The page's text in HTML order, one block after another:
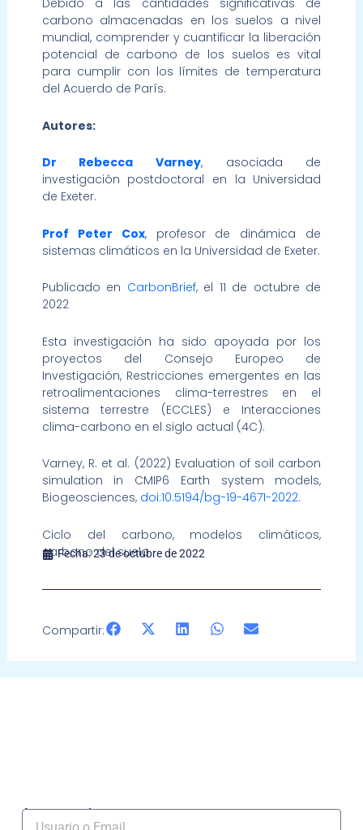
Debido a las cantidades significativas de
carbono almacenadas en los suelos a nivel
mundial, comprender y cuantificar la liberación
potencial de carbono de los suelos es vital
para cumplir con los límites de temperatura
del Acuerdo de París.
Autores:
Dr Rebecca Varney, asociada de
investigación postdoctoral en la Universidad
de Exeter.
Prof Peter Cox, profesor de dinámica de
sistemas climáticos en la Universidad de Exeter.
Publicado en CarbonBrief, el 11 de octubre de
2022
Esta investigación ha sido apoyada por los
proyectos del Consejo Europeo de
Investigación, Restricciones emergentes en las
retroalimentaciones clima-terrestres en el
sistema terrestre (ECCLES) e Interacciones
clima-carbono en el siglo actual (4C).
Varney, R. et al. (2022) Evaluation of soil carbon
simulation in CMIP6 Earth system models,
Biogeosciences, doi:10.5194/bg-19-4671-2022.
Ciclo del carbono, modelos climáticos,
carbono del suelo
Fecha:23 de octubre de 2022
Compartir:
Acceso socios